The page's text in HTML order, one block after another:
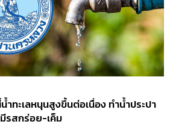
ทะเลหนุนสูงขึ้นต่อเนื่อง ทำน้ำประปา
รสกร่อย-เค็ม